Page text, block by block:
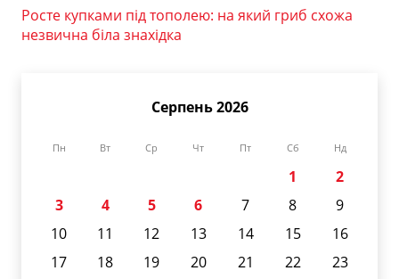
Росте купками під тополею: на який гриб схожа
незвична біла знахідка
Серпень 2026
Пн Вт Ср Чт Пт Сб Нд
1
2
3
4 5 6 7 8
9
10
11 12 13 14 15
16
17
18 19 20 21 22
23